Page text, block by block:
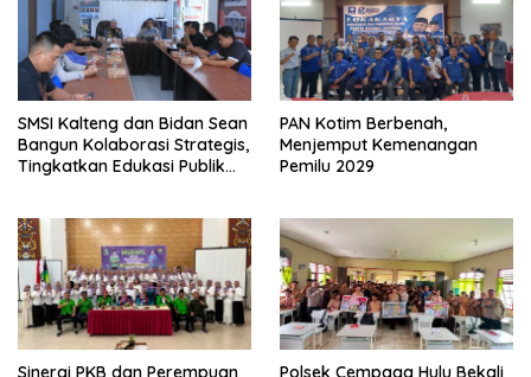
SMSI Kalteng dan Bidan Sean
Bangun Kolaborasi Strategis,
Tingkatkan Edukasi Publik
PAN Kotim Berbenah,
Menjemput Kemenangan
Pemilu 2029
Sinergi PKB dan Perempuan
Polsek Cempaga Hulu Bekali